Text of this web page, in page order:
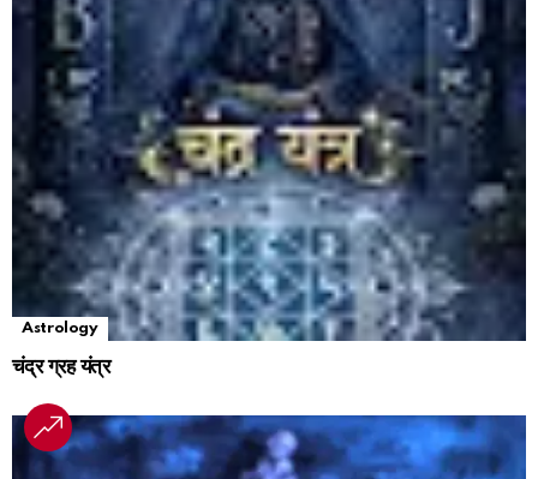
Astrology
चंद्र ग्रह यंत्र